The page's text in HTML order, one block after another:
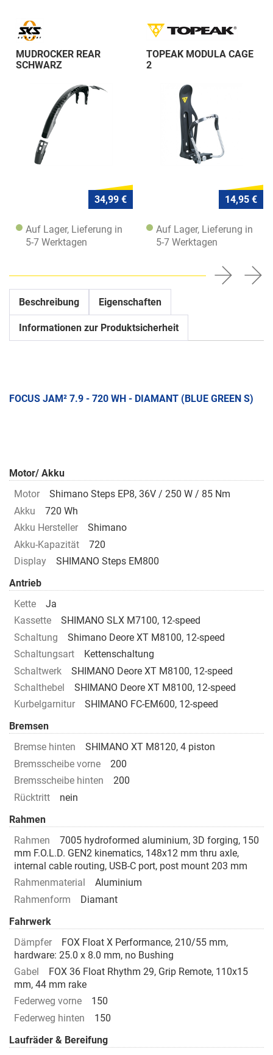
MUDROCKER REAR
SCHWARZ
34,99 €
Auf Lager, Lieferung in
5-7 Werktagen
TOPEAK MODULA CAGE
2
14,95 €
Auf Lager, Lieferung in
5-7 Werktagen
Beschreibung Eigenschaften
Informationen zur Produktsicherheit
FOCUS JAM² 7.9 - 720 WH - DIAMANT (BLUE GREEN S)
Motor/ Akku
Motor
Shimano Steps EP8, 36V / 250 W / 85 Nm
Akku
720 Wh
Akku Hersteller
Shimano
Akku-Kapazität
720
Display
SHIMANO Steps EM800
Antrieb
Kette
Ja
Kassette
SHIMANO SLX M7100, 12-speed
Schaltung
Shimano Deore XT M8100, 12-speed
Schaltungsart
Kettenschaltung
Schaltwerk
SHIMANO Deore XT M8100, 12-speed
Schalthebel
SHIMANO Deore XT M8100, 12-speed
Kurbelgarnitur
SHIMANO FC-EM600, 12-speed
Bremsen
Bremse hinten
SHIMANO XT M8120, 4 piston
Bremsscheibe vorne
200
Bremsscheibe hinten
200
Rücktritt
nein
Rahmen
Rahmen
7005 hydroformed aluminium, 3D forging, 150
mm F.O.L.D. GEN2 kinematics, 148x12 mm thru axle,
internal cable routing, USB-C port, post mount 203 mm
Rahmenmaterial
Aluminium
Rahmenform
Diamant
Fahrwerk
Dämpfer
FOX Float X Performance, 210/55 mm,
hardware: 25.0 x 8.0 mm, no Bushing
Gabel
FOX 36 Float Rhythm 29, Grip Remote, 110x15
mm, 44 mm rake
Federweg vorne
150
Federweg hinten
150
Laufräder & Bereifung